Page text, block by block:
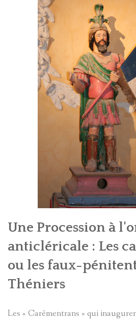
Une Procession à
anticléricale : Les
ou les faux-
Théniers
Les « Carêmentrans » qui